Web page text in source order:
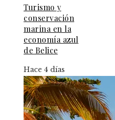
Turismo y
conservación
marina en la
economía azul
de Belice
Hace 4 días